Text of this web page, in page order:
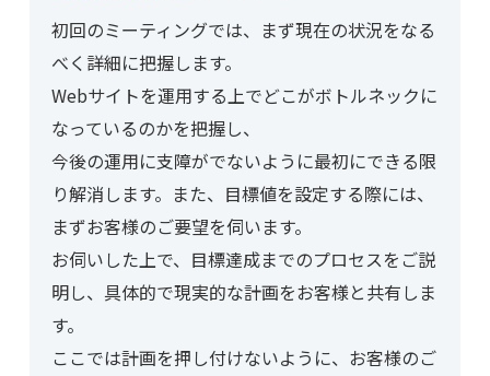
初回のミーティングでは、まず現在の状況をなる
べく詳細に把握します。
Webサイトを運用する上でどこがボトルネックに
なっているのかを把握し、
今後の運用に支障がでないように最初にできる限
り解消します。また、目標値を設定する際には、
まずお客様のご要望を伺います。
お伺いした上で、目標達成までのプロセスをご説
明し、具体的で現実的な計画をお客様と共有しま
す。
ここでは計画を押し付けないように、お客様のご